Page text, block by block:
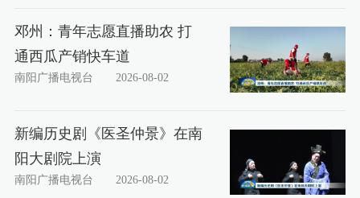
邓州：青年志愿直播助农 打
通西瓜产销快车道
南阳广播电视台 2026-08-02
新编历史剧《医圣仲景》在南
阳大剧院上演
南阳广播电视台 2026-08-02